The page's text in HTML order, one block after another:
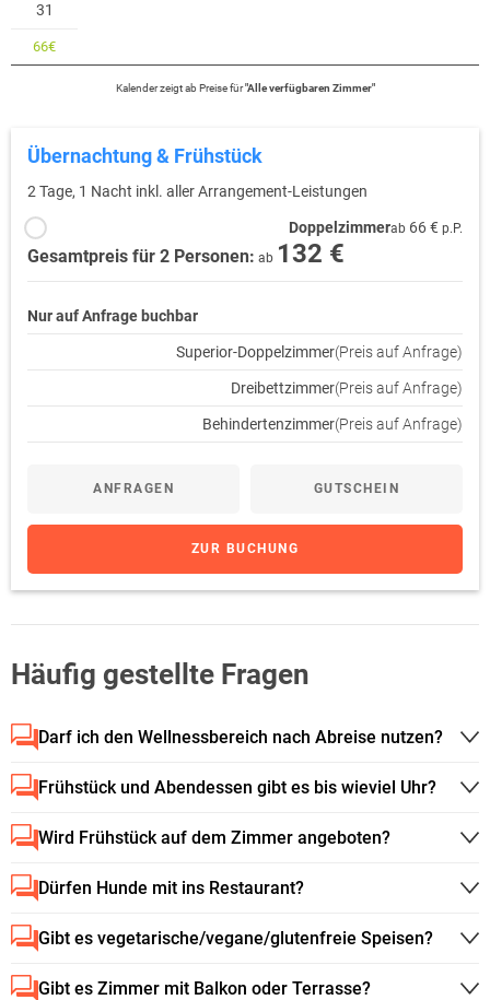
31
66€
Kalender zeigtab Preise für"Alle verfügbaren Zimmer"
Übernachtung & Frühstück
2 Tage, 1 Nacht inkl. aller Arrangement-Leistungen
Doppelzimmerab 66 € p.P.
Gesamtpreis für 2 Personen: ab 132 €
Nur auf Anfrage buchbar
Superior-Doppelzimmer(Preis auf Anfrage)
Dreibettzimmer(Preis auf Anfrage)
Behindertenzimmer(Preis auf Anfrage)
ANFRAGEN GUTSCHEIN
ZUR BUCHUNG
Häufig gestellte Fragen
Darf ich den Wellnessbereich nach Abreise nutzen?
Frühstück und Abendessen gibt es bis wieviel Uhr?
Wird Frühstück auf dem Zimmer angeboten?
Dürfen Hunde mit ins Restaurant?
Gibt es vegetarische/vegane/glutenfreie Speisen?
Gibt es Zimmer mit Balkon oder Terrasse?